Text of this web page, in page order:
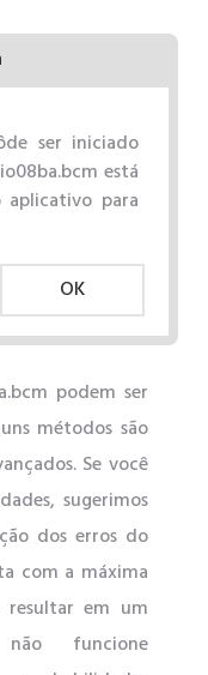
ser iniciado
está
aplicativo para
OK
podem ser
métodos são
Se você
sugerimos
dos erros do
com a máxima
em um
funcione